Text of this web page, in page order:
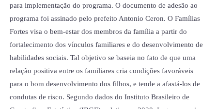
para implementação do programa. O documento de adesão ao
programa foi assinado pelo prefeito Antonio Ceron. O Famílias
Fortes visa o bem-estar dos membros da família a partir do
fortalecimento dos vínculos familiares e do desenvolvimento de
habilidades sociais. Tal objetivo se baseia no fato de que uma
relação positiva entre os familiares cria condições favoráveis
para o bom desenvolvimento dos filhos, e tende a afastá-los de
condutas de risco. Segundo dados do Instituto Brasileiro de